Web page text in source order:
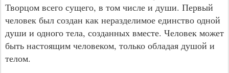
Творцом всего сущего, в том числе и души. Первый
человек был создан как неразделимое единство одной
души и одного тела, созданных вместе. Человек может
быть настоящим человеком, только обладая душой и
телом.